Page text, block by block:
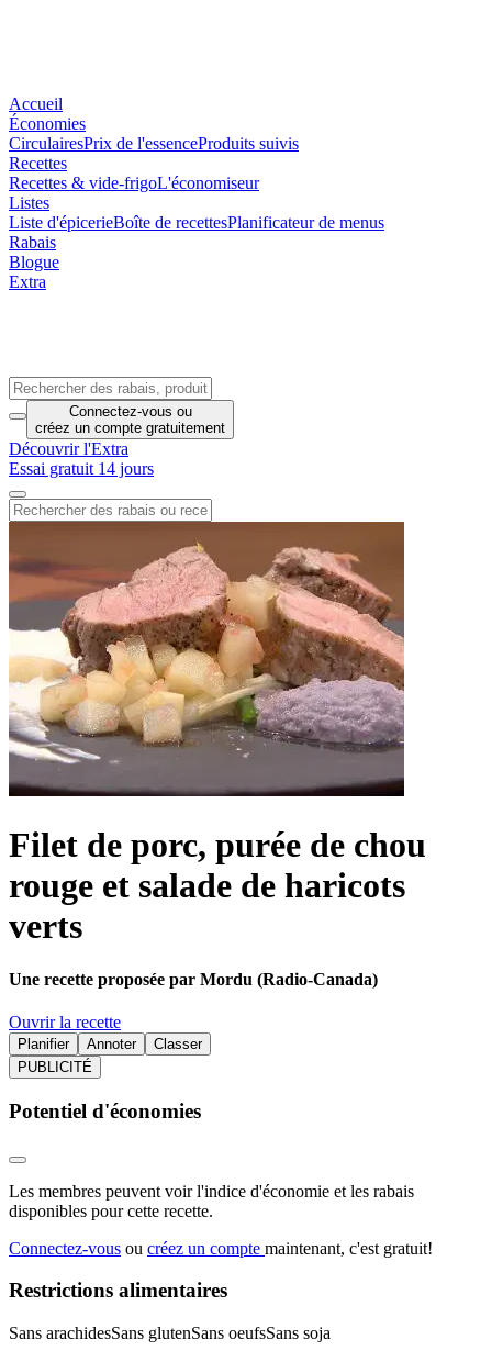
Accueil
Économies
CirculairesPrix de l'essenceProduits suivis
Recettes
Recettes & vide-frigoL'économiseur
Listes
Liste d'épicerieBoîte de recettesPlanificateur de menus
Rabais
Blogue
Extra
Connectez-vous ou
créez un compte gratuitement
Découvrir l'Extra
Essai gratuit 14 jours
Filet de porc, purée de chou
rouge et salade de haricots
verts
Une recette proposée par Mordu (Radio-Canada)
Ouvrir la recette
Planifier Annoter
Classer
PUBLICITÉ
Potentiel d'économies
Les membres peuvent voir l'indice d'économie et les rabais
disponibles pour cette recette.
Connectez-vous ou créez un compte maintenant, c'est gratuit!
Restrictions alimentaires
Sans arachidesSans glutenSans oeufsSans soja